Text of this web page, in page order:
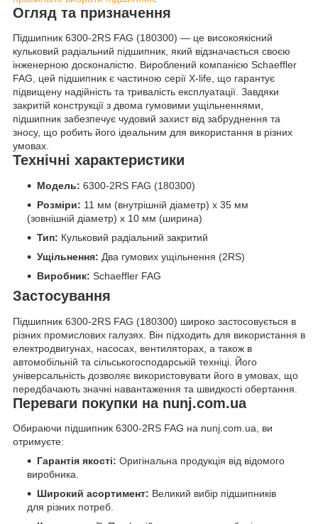
Огляд та призначення
Підшипник 6300-2RS FAG (180300) — це високоякісний
кульковий радіальний підшипник, який відзначається своєю
інженерною досконалістю. Вироблений компанією Schaeffler
FAG, цей підшипник є частиною серії X-life, що гарантує
підвищену надійність та тривалість експлуатації. Завдяки
закритій конструкції з двома гумовими ущільненнями,
підшипник забезпечує чудовий захист від забруднення та
зносу, що робить його ідеальним для використання в різних
умовах.
Технічні характеристики
Модель: 6300-2RS FAG (180300)
Розміри: 11 мм (внутрішній діаметр) x 35 мм
(зовнішній діаметр) x 10 мм (ширина)
Тип: Кульковий радіальний закритий
Ущільнення: Два гумових ущільнення (2RS)
Виробник: Schaeffler FAG
Застосування
Підшипник 6300-2RS FAG (180300) широко застосовується в
різних промислових галузях. Він підходить для використання в
електродвигунах, насосах, вентиляторах, а також в
автомобільній та сільськогосподарській техніці. Його
універсальність дозволяє використовувати його в умовах, що
передбачають значні навантаження та швидкості обертання.
Переваги покупки на nunj.com.ua
Обираючи підшипник 6300-2RS FAG на nunj.com.ua, ви
отримуєте:
Гарантія якості: Оригінальна продукція від відомого
виробника.
Широкий асортимент: Великий вибір підшипників
для різних потреб.